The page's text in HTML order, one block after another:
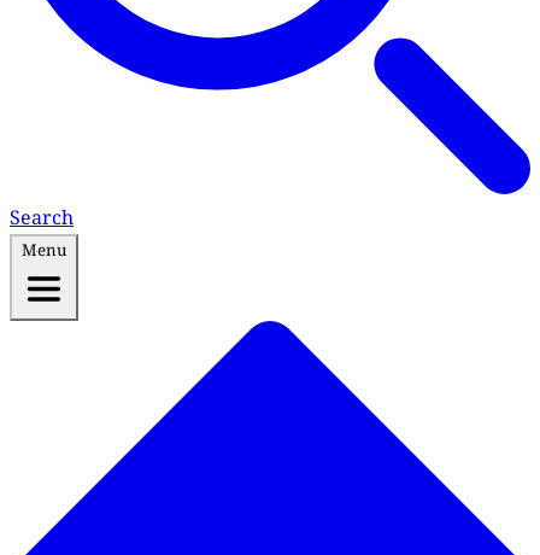
Search
Menu